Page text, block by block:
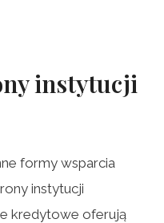
instytucji
formy wsparcia
instytucji
kredytowe oferują